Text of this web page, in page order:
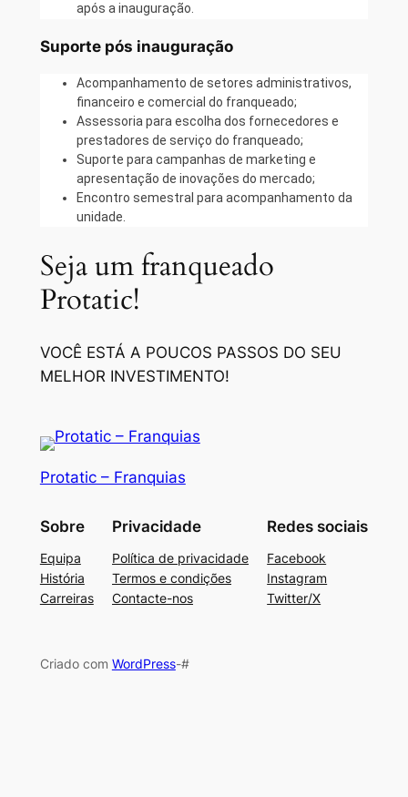
após a inauguração.
Suporte pós inauguração
Acompanhamento de setores administrativos,
financeiro e comercial do franqueado;
Assessoria para escolha dos fornecedores e
prestadores de serviço do franqueado;
Suporte para campanhas de marketing e
apresentação de inovações do mercado;
Encontro semestral para acompanhamento da
unidade.
Seja um franqueado
Protatic!
VOCÊ ESTÁ A POUCOS PASSOS DO SEU
MELHOR INVESTIMENTO!
Protatic – Franquias
Sobre
Equipa
História
Carreiras
Privacidade
Política de privacidade
Termos e condições
Contacte-nos
Redes sociais
Facebook
Instagram
Twitter/X
Criado com WordPress-#